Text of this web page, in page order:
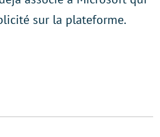
sur la plateforme.